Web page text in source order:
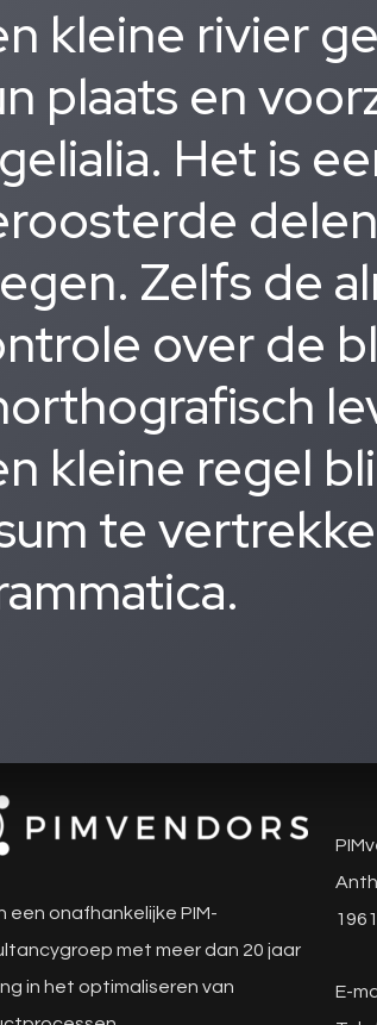
kleine rivier
plaats en
Het is
Zelfs de
over de
kleine regel
te
een onafhankelijke PIM-
met meer dan 20 jaar
in het optimaliseren van
E-